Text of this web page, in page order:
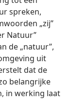
spreken,
„zij”
Natuur”
de „natuur”,
uit
dat de
belangrijke
in werking laat